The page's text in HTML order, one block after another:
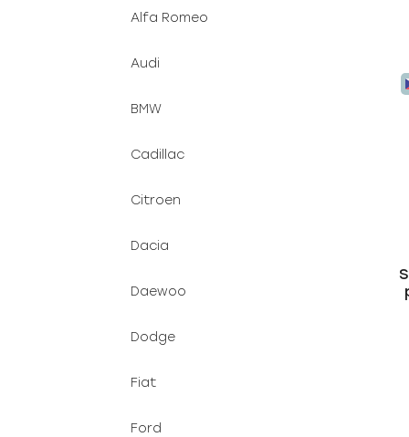
Alfa Romeo
Audi
BMW
Cadillac
Citroen
Dacia
Daewoo
Dodge
Fiat
Ford